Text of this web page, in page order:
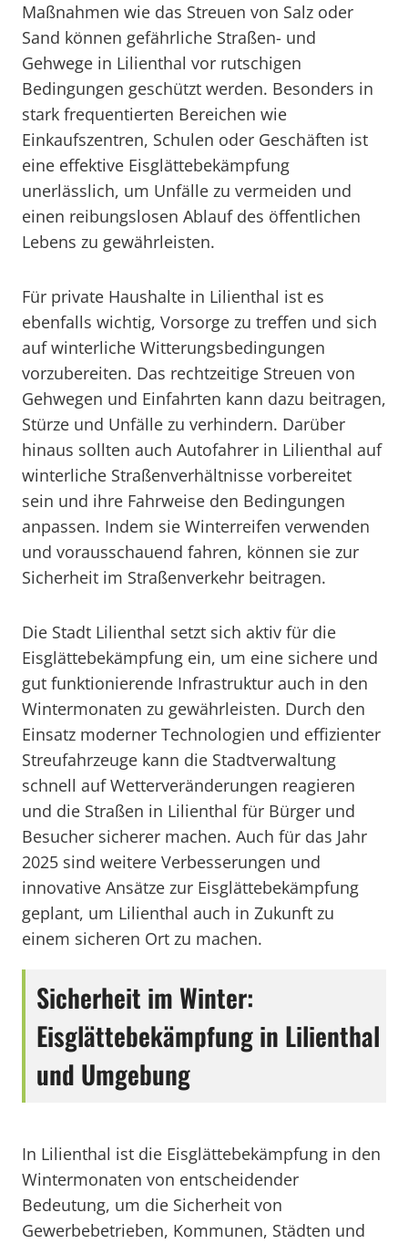
Maßnahmen wie das Streuen von Salz oder
Sand können gefährliche Straßen- und
Gehwege in Lilienthal vor rutschigen
Bedingungen geschützt werden. Besonders in
stark frequentierten Bereichen wie
Einkaufszentren, Schulen oder Geschäften ist
eine effektive Eisglättebekämpfung
unerlässlich, um Unfälle zu vermeiden und
einen reibungslosen Ablauf des öffentlichen
Lebens zu gewährleisten.
Für private Haushalte in Lilienthal ist es
ebenfalls wichtig, Vorsorge zu treffen und sich
auf winterliche Witterungsbedingungen
vorzubereiten. Das rechtzeitige Streuen von
Gehwegen und Einfahrten kann dazu beitragen,
Stürze und Unfälle zu verhindern. Darüber
hinaus sollten auch Autofahrer in Lilienthal auf
winterliche Straßenverhältnisse vorbereitet
sein und ihre Fahrweise den Bedingungen
anpassen. Indem sie Winterreifen verwenden
und vorausschauend fahren, können sie zur
Sicherheit im Straßenverkehr beitragen.
Die Stadt Lilienthal setzt sich aktiv für die
Eisglättebekämpfung ein, um eine sichere und
gut funktionierende Infrastruktur auch in den
Wintermonaten zu gewährleisten. Durch den
Einsatz moderner Technologien und effizienter
Streufahrzeuge kann die Stadtverwaltung
schnell auf Wetterveränderungen reagieren
und die Straßen in Lilienthal für Bürger und
Besucher sicherer machen. Auch für das Jahr
2025 sind weitere Verbesserungen und
innovative Ansätze zur Eisglättebekämpfung
geplant, um Lilienthal auch in Zukunft zu
einem sicheren Ort zu machen.
Sicherheit im Winter:
Eisglättebekämpfung in Lilienthal
und Umgebung
In Lilienthal ist die Eisglättebekämpfung in den
Wintermonaten von entscheidender
Bedeutung, um die Sicherheit von
Gewerbebetrieben, Kommunen, Städten und